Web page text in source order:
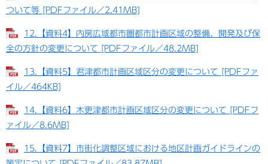
ついて等 [PDFファイル／2.41MB]
12.【資料4】内房広域都市圏都市計画区域の整備、開発及び保
全の方針の変更について [PDFファイル／48.2MB]
13.【資料5】君津都市計画区域区分の変更について [PDFファ
イル／464KB]
14.【資料6】木更津都市計画区域区分の変更について [PDFフ
ァイル／8.6MB]
15.【資料7】市街化調整区域における地区計画ガイドラインの